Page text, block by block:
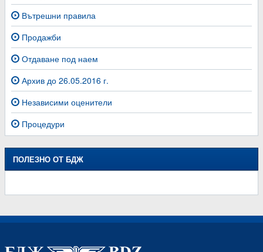
Вътрешни правила
Продажби
Отдаване под наем
Архив до 26.05.2016 г.
Независими оценители
Процедури
ПОЛЕЗНО ОТ БДЖ